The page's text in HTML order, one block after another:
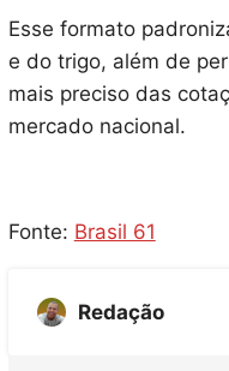
Esse formato
e do trigo, além de
mais preciso das
mercado nacional.
Fonte: Brasil 61
Redação